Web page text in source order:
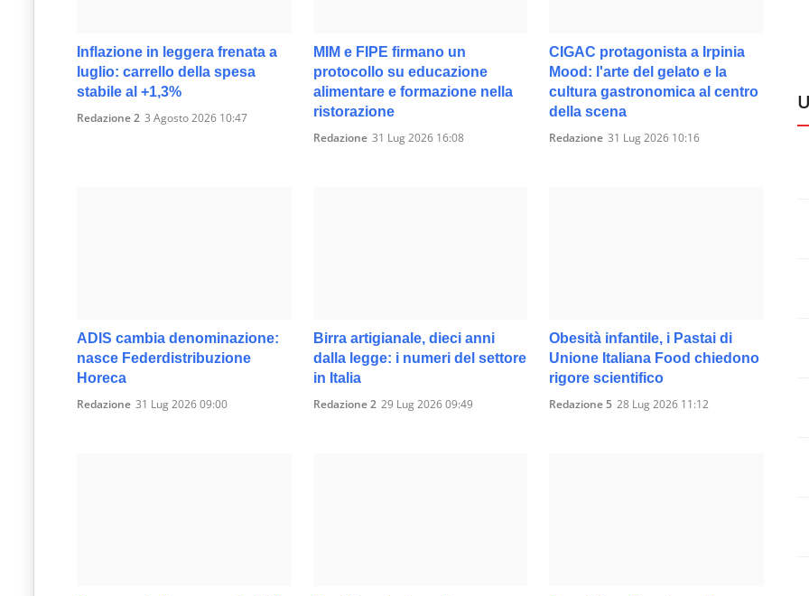
Inflazione in leggera frenata a
luglio: carrello della spesa
stabile al +1,3%
Redazione 2 3 Agosto 2026 10:47
MIM e FIPE firmano un
protocollo su educazione
alimentare e formazione nella
ristorazione
Redazione 31 Lug 2026 16:08
CIGAC protagonista a Irpinia
Mood: l'arte del gelato e la
cultura gastronomica al centro
della scena
Redazione 31 Lug 2026 10:16
ADIS cambia denominazione:
nasce Federdistribuzione
Horeca
Redazione 31 Lug 2026 09:00
Birra artigianale, dieci anni
dalla legge: i numeri del settore
in Italia
Redazione 2 29 Lug 2026 09:49
Obesità infantile, i Pastai di
Unione Italiana Food chiedono
rigore scientifico
Redazione 5 28 Lug 2026 11:12